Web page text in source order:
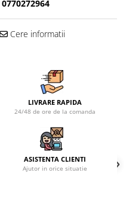
0770272964
Cere informatii
LIVRARE RAPIDA
24/48 de ore de la comanda
ASISTENTA CLIENTI
Ajutor in orice situatie